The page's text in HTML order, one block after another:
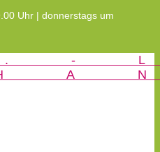
Uhr | donnerstags um